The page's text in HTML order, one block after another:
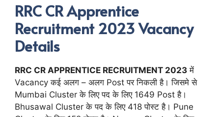
RRC CR Apprentice
Recruitment 2023 Vacancy
Details
RRC CR APPRENTICE RECRUITMENT 2023 में
Vacancy कई अलग – अलग Post पर निकली है। जिसमे से
Mumbai Cluster के लिए पद के लिए 1649 Post है।
Bhusawal Cluster के पद के लिए 418 पोस्ट है। Pune